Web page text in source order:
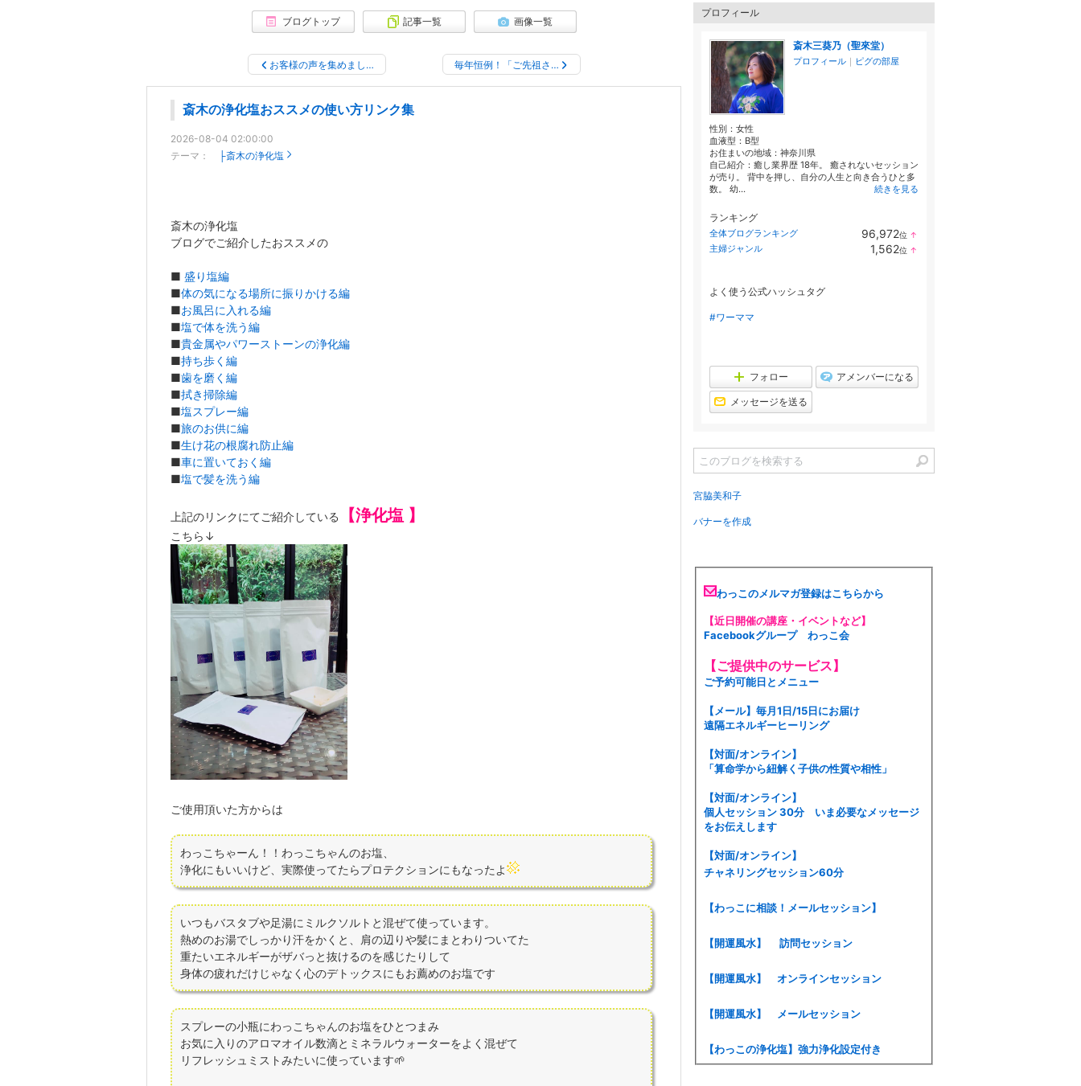
ブログトップ 記事一覧 画像一覧
お客様の声を集めまし… 毎年恒例！「ご先祖さ…
斎木の浄化塩おススメの使い方リンク集
2026-08-04 02:00:00
テーマ：
├斎木の浄化塩
斎木の浄化塩
ブログでご紹介したおススメの
■ 盛り塩編
■体の気になる場所に振りかける編
■お風呂に入れる編
■塩で体を洗う編
■貴金属やパワーストーンの浄化編
■持ち歩く編
■歯を磨く編
■拭き掃除編
■塩スプレー編
■旅のお供に編
■生け花の根腐れ防止編
■車に置いておく編
■塩で髪を洗う編
上記のリンクにてご紹介している 【浄化塩 】
こちら↓
ご使用頂いた方からは
わっこちゃーん！！わっこちゃんのお塩、
浄化にもいいけど、実際使ってたらプロテクションにもなったよ
いつもバスタブや足湯にミルクソルトと混ぜて使っています。
熱めのお湯でしっかり汗をかくと、肩の辺りや髪にまとわりついてた
重たいエネルギーがザバっと抜けるのを感じたりして
身体の疲れだけじゃなく心のデトックスにもお薦めのお塩です
スプレーの小瓶にわっこちゃんのお塩をひとつまみ
お気に入りのアロマオイル数滴とミネラルウォーターをよく混ぜて
リフレッシュミストみたいに使っています🌱
プロフィール
斎木三葵乃（聖來堂）
プロフィール ｜ ピグの部屋
性別： 女性
血液型： B型
お住まいの地域： 神奈川県
自己紹介：癒し業界歴 18年。 癒されないセッション
が売り。 背中を押し、自分の人生と向き合うひと多
数。 幼...
続きを見る
ランキング
全体ブログランキング 96,972位 ↑
主婦ジャンル 1,562位 ↑
よく使う公式ハッシュタグ
#ワーママ
フォロー アメンバーになる
メッセージを送る
宮脇美和子
バナーを作成
わっこのメルマガ登録はこちらから
【近日開催の講座・イベントなど】
Facebookグループ わっこ会
【ご提供中のサービス】
ご予約可能日とメニュー
【メール】毎月1日/15日にお届け
遠隔エネルギーヒーリング
【対面/オンライン】
「算命学から紐解く子供の性質や相性」
【対面/オンライン】
個人セッション 30分 いま必要なメッセージ
をお伝えします
【対面/オンライン】
チャネリングセッション60分
【わっこに相談！メールセッション】
【開運風水】 訪問セッション
【開運風水】 オンラインセッション
【開運風水】 メールセッション
【わっこの浄化塩】強力浄化設定付き